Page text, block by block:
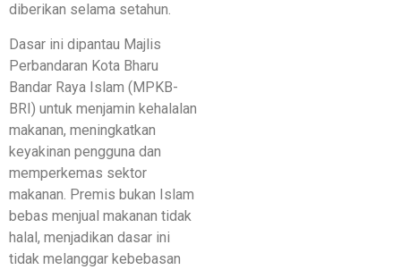
diberikan selama setahun.
Dasar ini dipantau Majlis
Perbandaran Kota Bharu
Bandar Raya Islam (MPKB-
BRI) untuk menjamin kehalalan
makanan, meningkatkan
keyakinan pengguna dan
memperkemas sektor
makanan. Premis bukan Islam
bebas menjual makanan tidak
halal, menjadikan dasar ini
tidak melanggar kebebasan